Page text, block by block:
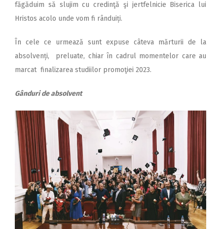
făgăduim să slujim cu credinţă şi jertfelnicie Biserica lui
Hristos acolo unde vom fi rânduiți.
În cele ce urmează sunt expuse câteva mărturii de la
absolvenți, preluate, chiar în cadrul momentelor care au
marcat finalizarea studiilor promoţiei 2023.
Gânduri de absolvent